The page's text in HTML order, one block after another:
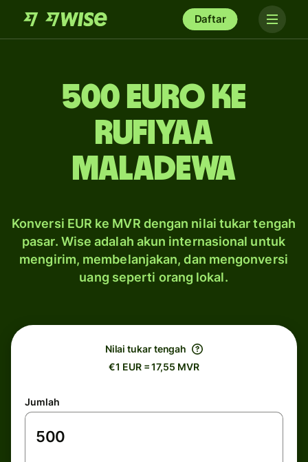
Daftar
500 euro ke
rufiyaa
Maladewa
Konversi EUR ke MVR dengan nilai tukar tengah
pasar. Wise adalah akun internasional untuk
mengirim, membelanjakan, dan mengonversi
uang seperti orang lokal.
Nilai tukar tengah
€1 EUR = 17,55 MVR
Jumlah